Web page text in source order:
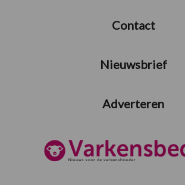
Contact
Nieuwsbrief
Adverteren